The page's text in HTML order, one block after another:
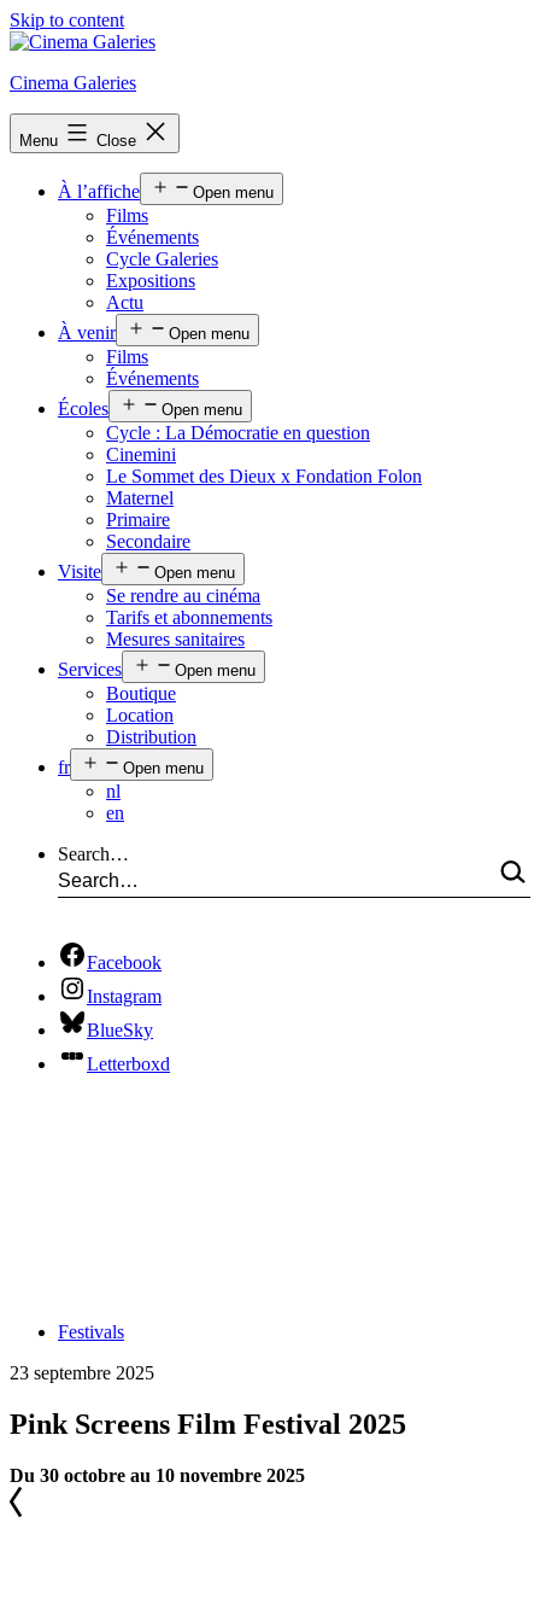
Skip to content
Cinema Galeries
Menu Close
À l’affiche Open menu
Films
Événements
Cycle Galeries
Expositions
Actu
À venir
Open menu
Films
Événements
Écoles
Open menu
Cycle : La Démocratie en question
Cinemini
Le Sommet des Dieux x Fondation Folon
Maternel
Primaire
Secondaire
Visite
Open menu
Se rendre au cinéma
Tarifs et abonnements
Mesures sanitaires
Services
Open menu
Boutique
Location
Distribution
fr
Open menu
nl
en
Search…
Facebook
Instagram
BlueSky
Letterboxd
Festivals
23 septembre 2025
Pink Screens Film Festival 2025
Du 30 octobre au 10 novembre 2025